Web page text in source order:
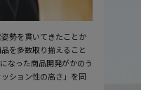
勢を貫いてきたことか
を多数取り揃えること
なった商品開発がかのう
ション性の高さ」を同